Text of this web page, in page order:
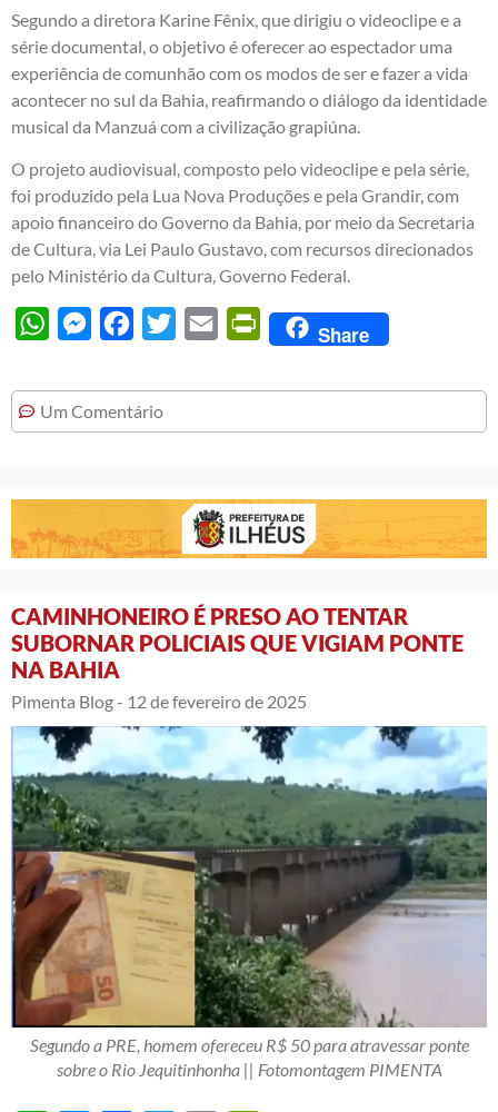
Segundo a diretora Karine Fênix, que dirigiu o videoclipe e a
série documental, o objetivo é oferecer ao espectador uma
experiência de comunhão com os modos de ser e fazer a vida
acontecer no sul da Bahia, reafirmando o diálogo da identidade
musical da Manzuá com a civilização grapiúna.
O projeto audiovisual, composto pelo videoclipe e pela série,
foi produzido pela Lua Nova Produções e pela Grandir, com
apoio financeiro do Governo da Bahia, por meio da Secretaria
de Cultura, via Lei Paulo Gustavo, com recursos direcionados
pelo Ministério da Cultura, Governo Federal.
WhatsAppMessengerFacebook
Twitter Email PrintFriendly
Share
Um Comentário
CAMINHONEIRO É PRESO AO TENTAR
SUBORNAR POLICIAIS QUE VIGIAM PONTE
NA BAHIA
Pimenta Blog - 12 de fevereiro de 2025
Segundo a PRE, homem ofereceu R$ 50 para atravessar ponte
sobre o Rio Jequitinhonha || Fotomontagem PIMENTA